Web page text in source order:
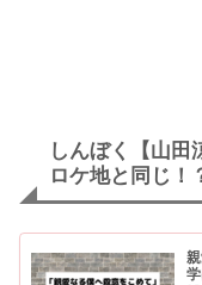
しんぼく【山田
ロケ地と同じ！